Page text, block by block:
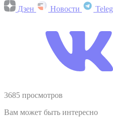
Дзен Новости
3685 просмотров
Вам может быть интересно